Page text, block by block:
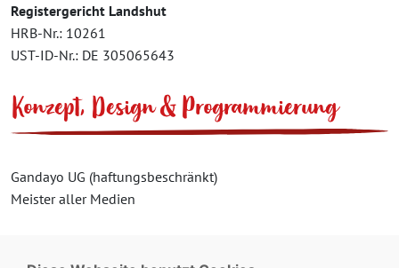
Registergericht Landshut
HRB-Nr.: 10261
UST-ID-Nr.: DE 305065643
Konzept, Design & Programmierung
Gandayo UG (haftungsbeschränkt)
Meister aller Medien